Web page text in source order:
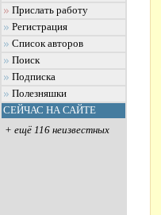
Прислать работу
Регистрация
Список авторов
Поиск
Подписка
Полезняшки
СЕЙЧАС НА САЙТЕ
+ ещё 116 неизвестных